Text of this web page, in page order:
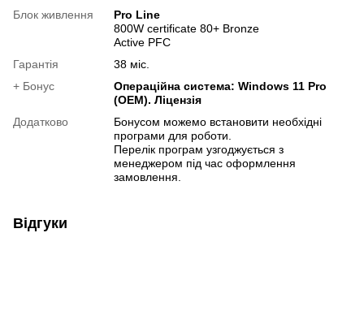
Блок живлення
Pro Line
800W certificate 80+ Bronze
Active PFC
Гарантія
38 міс.
+ Бонус
Операційна система: Windows 11 Pro
(OEM). Ліцензія
Додатково
Бонусом можемо встановити необхідні
програми для роботи.
Перелік програм узгоджується з
менеджером під час оформлення
замовлення.
Відгуки